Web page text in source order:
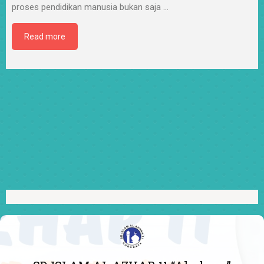
proses pendidikan manusia bukan saja …
Read more